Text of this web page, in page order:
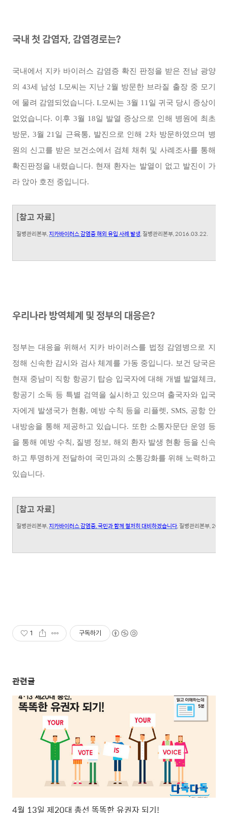
국내 첫 감염자, 감염경로는?
국내에서 지카 바이러스 감염증 확진 판정을 받은 전남 광양
의 43세 남성 L모씨는 지난 2월 방문한 브라질 출장 중 모기
에 물려 감염되었습니다. L모씨는 3월 11일 귀국 당시 증상이
없었습니다. 이후 3월 18일 발열 증상으로 인해 병원에 최초
방문, 3월 21일 근육통, 발진으로 인해 2차 방문하였으며 병
원의 신고를 받은 보건소에서 검체 채취 및 사례조사를 통해
확진판정을 내렸습니다. 현재 환자는 발열이 없고 발진이 가
라 앉아 호전 중입니다.
[참고 자료]
질병관리본부,지카바이러스 감염증 해외 유입 사례 발생,질병관리본부, 2016.03.22.
우리나라 방역체계 및 정부의 대응은?
정부는 대응을 위해서 지카 바이러스를 법정 감염병으로 지
정해 신속한 감시와 검사 체계를 가동 중입니다. 보건 당국은
현재 중남미 직항 항공기 탑승 입국자에 대해 개별 발열체크,
항공기 소독 등 특별 검역을 실시하고 있으며 출국자와 입국
자에게 발생국가 현황, 예방 수칙 등을 리플렛, SMS, 공항 안
내방송을 통해 제공하고 있습니다. 또한 소통자문단 운영 등
을 통해 예방 수칙, 질병 정보, 해외 환자 발생 현황 등을 신속
하고 투명하게 전달하여 국민과의 소통강화를 위해 노력하고
있습니다.
[참고 자료]
질병관리본부,지카바이러스 감염증,국민과 함께 철저히 대비하겠습니다,질병관리본부,
1 구독하기
관련글
4월 13일 제20대 총선 똑똑한 유권자 되기!